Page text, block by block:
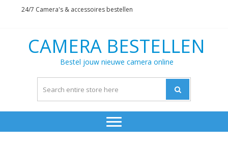
24/7 Camera's & accessoires bestellen
CAMERA BESTELLEN
Bestel jouw nieuwe camera online